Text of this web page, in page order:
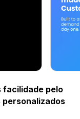
facilidade pelo
personalizados